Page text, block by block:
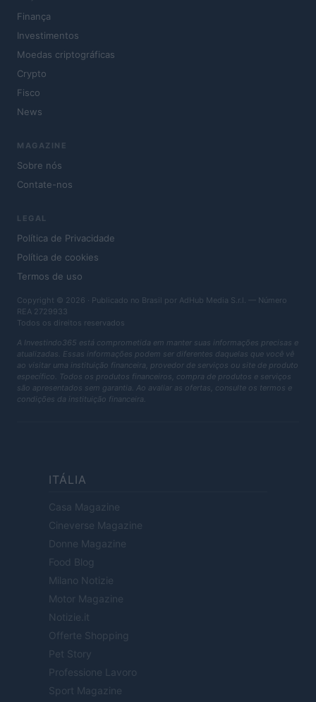
Finança
Investimentos
Moedas criptográficas
Crypto
Fisco
News
MAGAZINE
Sobre nós
Contate-nos
LEGAL
Política de Privacidade
Política de cookies
Termos de uso
Copyright © 2026 · Publicado no Brasil por AdHub Media S.r.l. — Número
REA 2729933
Todos os direitos reservados
A Investindo365 está comprometida em manter suas informações precisas e
atualizadas. Essas informações podem ser diferentes daquelas que você vê
ao visitar uma instituição financeira, provedor de serviços ou site de produto
específico. Todos os produtos financeiros, compra de produtos e serviços
são apresentados sem garantia. Ao avaliar as ofertas, consulte os termos e
condições da instituição financeira.
ITÁLIA
Casa Magazine
Cineverse Magazine
Donne Magazine
Food Blog
Milano Notizie
Motor Magazine
Notizie.it
Offerte Shopping
Pet Story
Professione Lavoro
Sport Magazine